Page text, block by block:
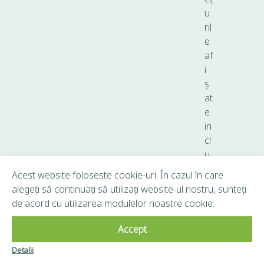
u
ril
e
af
i
ș
at
e
in
cl
u
T
V
A.
Copyright © 2026 Frunză Verde - Toate drepturile
Acest website foloseste cookie-uri. În cazul în care
alegeți să continuați să utilizați website-ul nostru, sunteți
de acord cu utilizarea modulelor noastre cookie.
Accept
Detalii